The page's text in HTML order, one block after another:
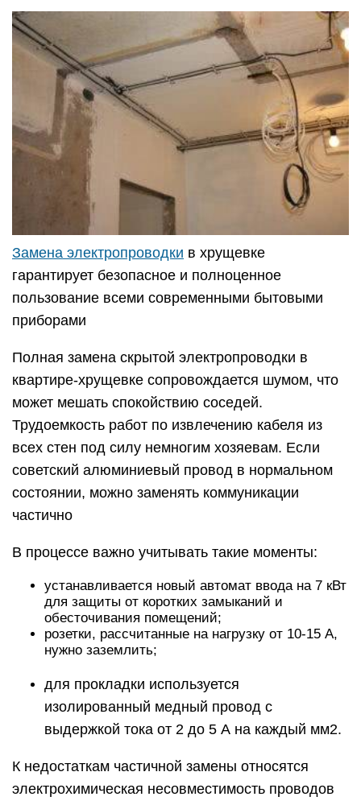
Замена электропроводки в хрущевке
гарантирует безопасное и полноценное
пользование всеми современными бытовыми
приборами
Полная замена скрытой электропроводки в
квартире-хрущевке сопровождается шумом, что
может мешать спокойствию соседей.
Трудоемкость работ по извлечению кабеля из
всех стен под силу немногим хозяевам. Если
советский алюминиевый провод в нормальном
состоянии, можно заменять коммуникации
частично
В процессе важно учитывать такие моменты:
устанавливается новый автомат ввода на 7 кВт
для защиты от коротких замыканий и
обесточивания помещений;
розетки, рассчитанные на нагрузку от 10-15 А,
нужно заземлить;
для прокладки используется
изолированный медный провод с
выдержкой тока от 2 до 5 А на каждый мм2.
К недостаткам частичной замены относятся
электрохимическая несовместимость проводов